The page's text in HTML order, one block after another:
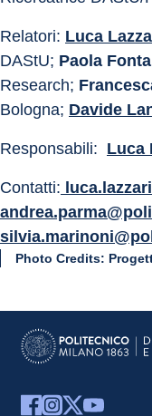
Relatori: Luca
DAStU; Paola
Research;
Bologna; Davide
Responsabili: Luca
Contatti:
Photo Credits: